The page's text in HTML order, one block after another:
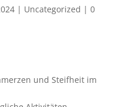
| Uncategorized | 0
und Steifheit im